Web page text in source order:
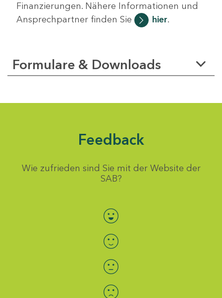
Finanzierungen. Nähere Informationen und
Ansprechpartner finden Sie
hier.
Formulare & Downloads
Feedback
Wie zufrieden sind Sie mit der Website der
SAB?
Bewertung auswählen